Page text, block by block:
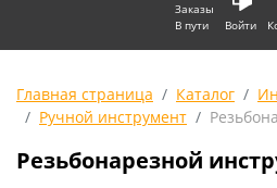
Заказы
В пути
Войти
Главная страница Каталог
Ручной инструмент
Резьбонарезной